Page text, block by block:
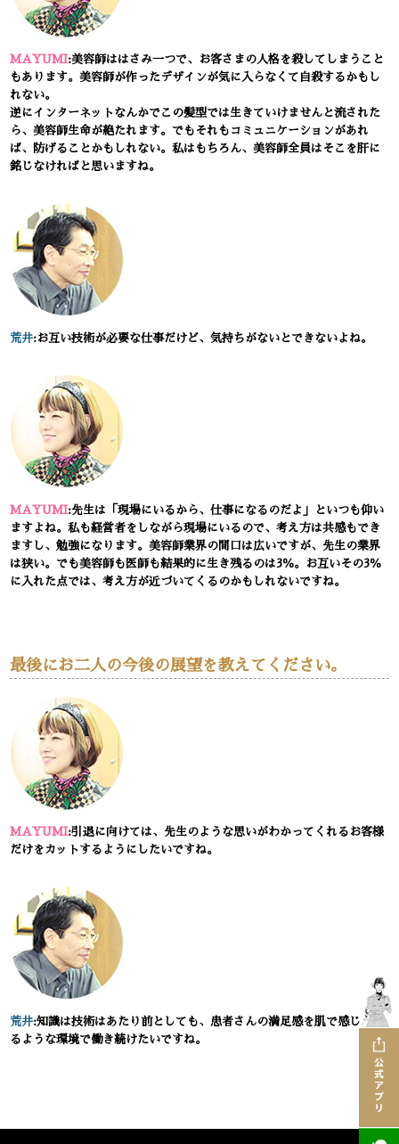
MAYUMI:美容師ははさみ一つで、お客さまの人格を殺してしまうこと
もあります。美容師が作ったデザインが気に入らなくて自殺するかもし
れない。
逆にインターネットなんかでこの髪型では生きていけませんと流された
ら、美容師生命が絶たれます。でもそれもコミュニケーションがあれ
ば、防げることかもしれない。私はもちろん、美容師全員はそこを肝に
銘じなければと思いますね。
荒井:お互い技術が必要な仕事だけど、気持ちがないとできないよね。
MAYUMI:先生は「現場にいるから、仕事になるのだよ」といつも仰い
ますよね。私も経営者をしながら現場にいるので、考え方は共感もでき
ますし、勉強になります。美容師業界の間口は広いですが、先生の業界
は狭い。でも美容師も医師も結果的に生き残るのは3％。お互いその3％
に入れた点では、考え方が近づいてくるのかもしれないですね。
最後にお二人の今後の展望を教えてください。
MAYUMI:引退に向けては、先生のような思いがわかってくれるお客様
だけをカットするようにしたいですね。
荒井:知識は技術はあたり前としても、患者さんの満足感を肌で感じられ
るような環境で働き続けたいですね。